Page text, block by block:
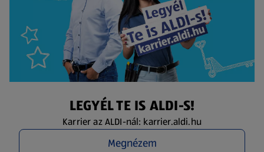
LEGYÉL TE IS ALDI-S!
Karrier az ALDI-nál: karrier.aldi.hu
Megnézem